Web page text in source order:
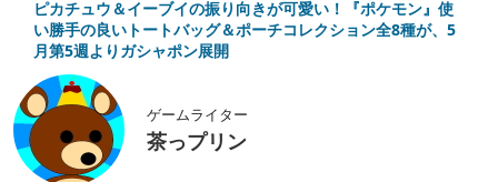
ピカチュウ＆イーブイの振り向きが可愛い！『ポケモン』使
い勝手の良いトートバッグ＆ポーチコレクション全8種が、5
月第5週よりガシャポン展開
ゲームライター
茶っプリン